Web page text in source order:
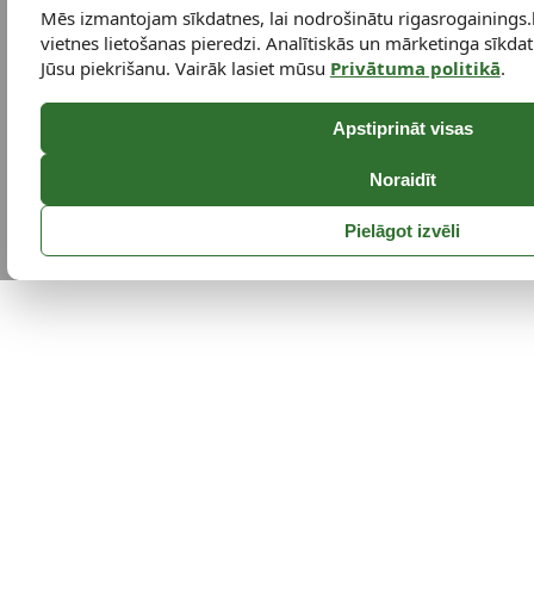
Mēs izmantojam sīkdatnes, lai nodrošinātu
vietnes lietošanas pieredzi. Analītiskās un mārketinga
Jūsu piekrišanu. Vairāk lasiet mūsu Privātuma politikā.
Apstiprināt visas
Noraidīt
Pielāgot izvēli